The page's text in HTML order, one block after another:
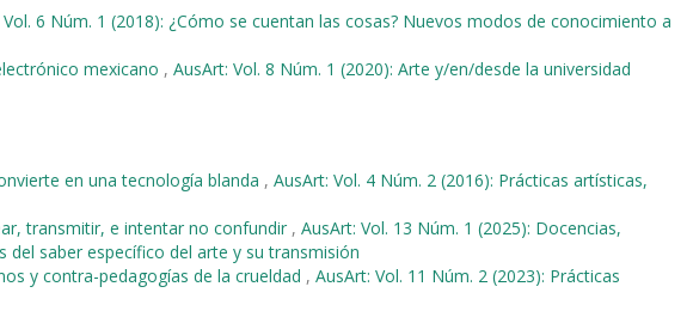
Vol. 6 Núm. 1 (2018): ¿Cómo se cuentan las cosas? Nuevos modos de conocimiento a
mexicano , AusArt: Vol. 8 Núm. 1 (2020): Arte y/en/desde la universidad
en una tecnología blanda , AusArt: Vol. 4 Núm. 2 (2016): Prácticas artísticas,
transmitir, e intentar no confundir , AusArt: Vol. 13 Núm. 1 (2025): Docencias,
del saber específico del arte y su transmisión
y contra-pedagogías de la crueldad , AusArt: Vol. 11 Núm. 2 (2023): Prácticas